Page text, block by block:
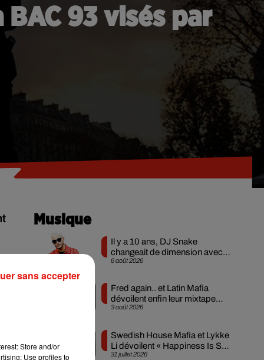
93 visés par
Musique
6 août 2026
Il y a 10 ans, DJ Snake
changeait de dimension avec
son premier...
3 août 2026
Fred again.. et Latin Mafia
dévoilent enfin leur mixtape
créée en...
31 juillet 2026
Swedish House Mafia et Lykke
Li dévoilent « Happiness Is So
Sad »
Store and/or
Use profiles to
sans accepter